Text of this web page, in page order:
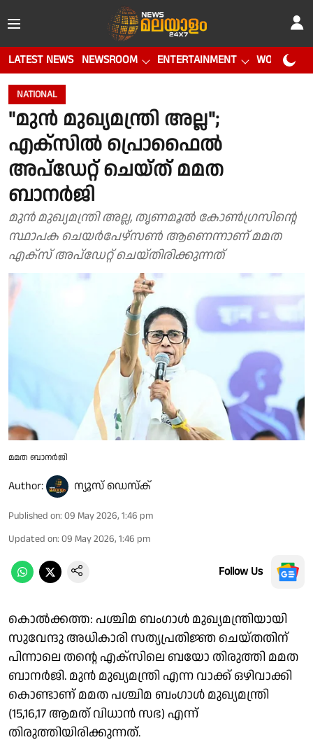
LATEST NEWS NEWSROOM ENTERTAINMENT WORLD CUP
NATIONAL
"മുൻ മുഖ്യമന്ത്രി അല്ല";
എക്സിൽ പ്രൊഫൈൽ
അപ്ഡേറ്റ് ചെയ്ത് മമത
ബാനർജി
മുൻ മുഖ്യമന്ത്രി അല്ല, തൃണമൂൽ കോൺഗ്രസിൻ്റെ
സ്ഥാപക ചെയർപേഴ്സൺ ആണെന്നാണ് മമത
എക്സ് അപ്ഡേറ്റ് ചെയ്തിരിക്കുന്നത്
മമത ബാനർജി
Author: ന്യൂസ് ഡെസ്ക്
Published on: 09 May 2026, 1:46 pm
Updated on: 09 May 2026, 1:46 pm
Follow Us
കൊൽക്കത്ത: പശ്ചിമ ബംഗാൾ മുഖ്യമന്ത്രിയായി
സുവേന്ദു അധികാരി സത്യപ്രതിജ്ഞ ചെയ്തതിന്
പിന്നാലെ തൻ്റെ എക്സിലെ ബയോ തിരുത്തി മമത
ബാനർജി. മുൻ മുഖ്യമന്ത്രി എന്ന വാക്ക് ഒഴിവാക്കി
കൊണ്ടാണ് മമത പശ്ചിമ ബംഗാൾ മുഖ്യമന്ത്രി
(15,16,17 ആമത് വിധാൻ സഭ) എന്ന്
തിരുത്തിയിരിക്കുന്നത്.